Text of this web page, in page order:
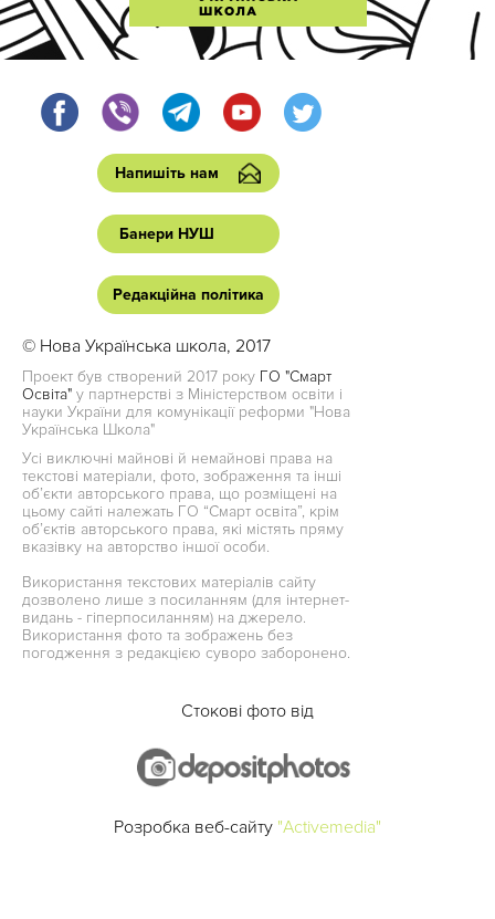
Напишіть нам
Банери НУШ
Редакційна політика
© Нова Українська школа, 2017
Проект був створений 2017 року ГО "Смарт
Освіта" у партнерстві з Міністерством освіти і
науки України для комунікації реформи "Нова
Українська Школа"
Усі виключні майнові й немайнові права на
текстові матеріали, фото, зображення та інші
об’єкти авторського права, що розміщені на
цьому сайті належать ГО “Смарт освіта”, крім
об’єктів авторського права, які містять пряму
вказівку на авторство іншої особи.
Використання текстових матеріалів сайту
дозволено лише з посиланням (для інтернет-
видань - гіперпосиланням) на джерело.
Використання фото та зображень без
погодження з редакцією суворо заборонено.
Стокові фото від
Розробка веб-сайту "Activemedia"